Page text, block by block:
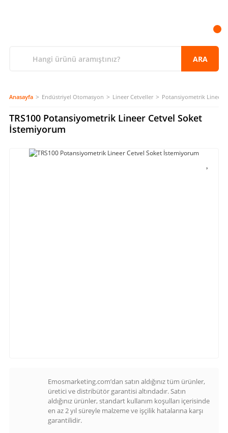
ARA
Anasayfa Endüstriyel Otomasyon Lineer Cetveller Potansiyometrik Lineer
TRS100 Potansiyometrik Lineer Cetvel Soket
İstemiyorum
Emosmarketing.com’dan satın aldığınız tüm ürünler,
üretici ve distribütör garantisi altındadır. Satın
aldığınız ürünler, standart kullanım koşulları içerisinde
en az 2 yıl süreyle malzeme ve işçilik hatalarına karşı
garantilidir.